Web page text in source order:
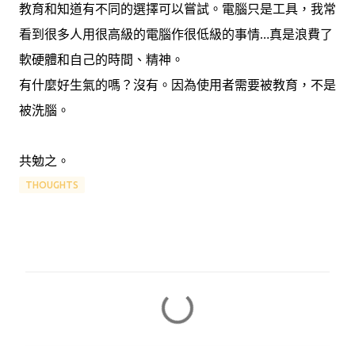
教育和知道有不同的選擇可以嘗試。電腦只是工具，我常
看到很多人用很高級的電腦作很低級的事情…真是浪費了
軟硬體和自己的時間、精神。
有什麼好生氣的嗎？沒有。因為使用者需要被教育，不是
被洗腦。
共勉之。
THOUGHTS